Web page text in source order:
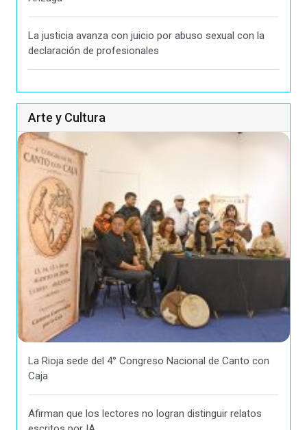
La justicia avanza con juicio por abuso sexual con la
declaración de profesionales
Arte y Cultura
La Rioja sede del 4° Congreso Nacional de Canto con
Caja
Afirman que los lectores no logran distinguir relatos